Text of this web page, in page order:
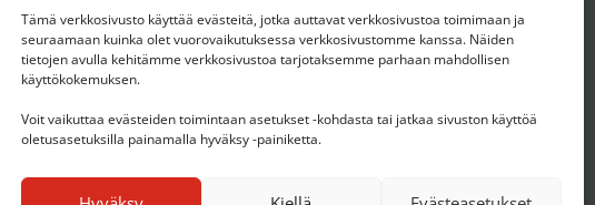
Tämä verkkosivusto käyttää evästeitä, jotka auttavat verkkosivustoa toimimaan ja
seuraamaan kuinka olet vuorovaikutuksessa verkkosivustomme kanssa. Näiden
tietojen avulla kehitämme verkkosivustoa tarjotaksemme parhaan mahdollisen
käyttökokemuksen.
Voit vaikuttaa evästeiden toimintaan asetukset -kohdasta tai jatkaa sivuston käyttöä
oletusasetuksilla painamalla hyväksy -painiketta.